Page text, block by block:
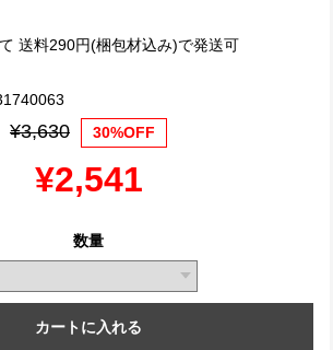
送料290円(梱包材込み)で発送可
¥3,630 30%OFF
¥2,541
数量
カートに入れる